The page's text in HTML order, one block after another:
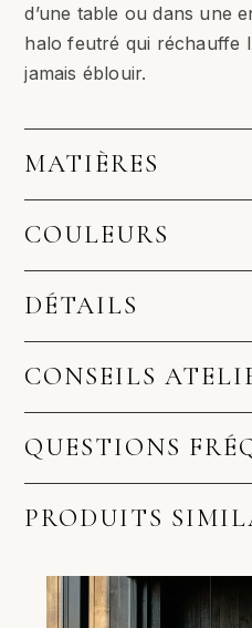
d’une table ou dans une
halo feutré qui réchauffe
jamais éblouir.
MATIÈRES
COULEURS
DÉTAILS
CONSEILS
QUESTIONS
PRODUITS